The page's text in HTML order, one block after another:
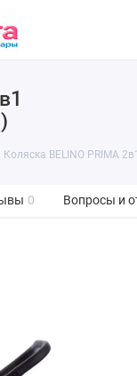
Коляска BELINO PRIMA
0 Вопросы и